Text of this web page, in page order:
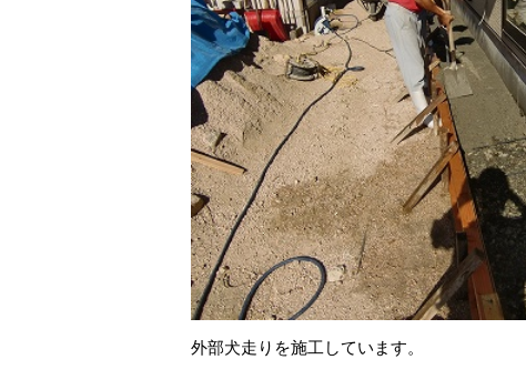
外部犬走りを施工しています。